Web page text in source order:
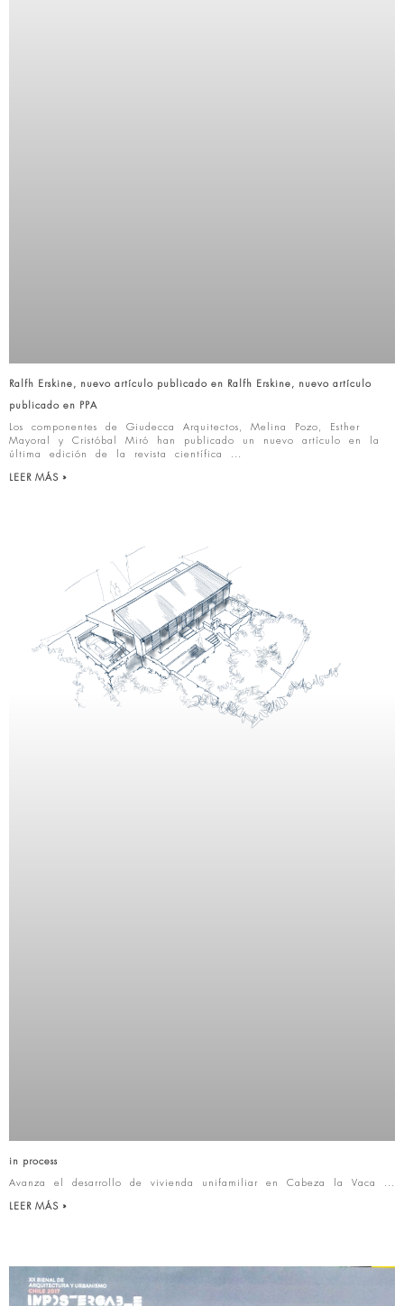
Ralfh Erskine, nuevo artículo publicado en Ralfh Erskine, nuevo artículo
publicado en PPA
Los componentes de Giudecca Arquitectos, Melina Pozo, Esther
Mayoral y Cristóbal Miró han publicado un nuevo artículo en la
última edición de la revista científica
LEER MÁS »
in process
Avanza el desarrollo de vivienda unifamiliar en Cabeza la Vaca
LEER MÁS »